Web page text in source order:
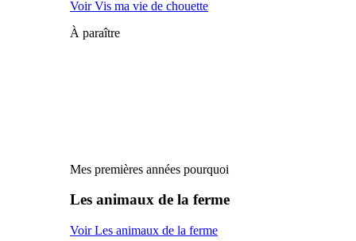
Voir Vis ma vie de chouette
À paraître
Mes premières années pourquoi
Les animaux de la ferme
Voir Les animaux de la ferme